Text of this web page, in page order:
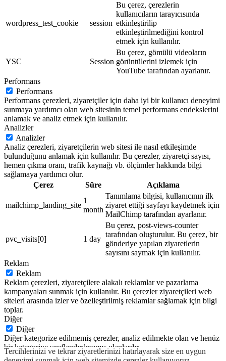
Tercihlerinizi ve tekrar ziyaretlerinizi hatırlayarak size en uygun
wordpress_test_cookie session
Bu çerez, çerezlerin
kullanıcıların tarayıcısında
etkinleştirilip
etkinleştirilmediğini kontrol
etmek için kullanılır.
YSC Session
Bu çerez, gömülü videoların
görüntülerini izlemek için
YouTube tarafından ayarlanır.
Performans
Performans
Performans çerezleri, ziyaretçiler için daha iyi bir kullanıcı deneyimi
sunmaya yardımcı olan web sitesinin temel performans endekslerini
anlamak ve analiz etmek için kullanılır.
Analizler
Analizler
Analiz çerezleri, ziyaretçilerin web sitesi ile nasıl etkileşimde
bulunduğunu anlamak için kullanılır. Bu çerezler, ziyaretçi sayısı,
hemen çıkma oranı, trafik kaynağı vb. ölçümler hakkında bilgi
sağlamaya yardımcı olur.
Çerez
Süre Açıklama
mailchimp_landing_site
1
month
Tanımlama bilgisi, kullanıcının ilk
ziyaret ettiği sayfayı kaydetmek için
MailChimp tarafından ayarlanır.
pvc_visits[0] 1 day
Bu çerez, post-views-counter
tarafından oluşturulur. Bu çerez, bir
gönderiye yapılan ziyaretlerin
sayısını saymak için kullanılır.
Reklam
Reklam
Reklam çerezleri, ziyaretçilere alakalı reklamlar ve pazarlama
kampanyaları sunmak için kullanılır. Bu çerezler ziyaretçileri web
siteleri arasında izler ve özelleştirilmiş reklamlar sağlamak için bilgi
toplar.
Diğer
Diğer
Diğer kategorize edilmemiş çerezler, analiz edilmekte olan ve henüz
bir kategoriye sınıflandırılmamış olanlardır.
KAYDET & ONAYLA